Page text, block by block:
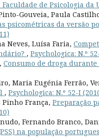
de Psicologia da
Gouveia, Paula
psicométricas da versão
Neves, Luísa Faria,
, Psychologica: N.º
Consumo de droga
Maria Eugénia Ferrão,
, Psychologica: N.º 52-I
França, Preparação
Fernando Branco,
na população